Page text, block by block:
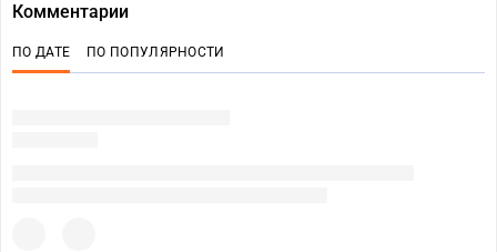
Комментарии
ПО ДАТЕ ПО ПОПУЛЯРНОСТИ